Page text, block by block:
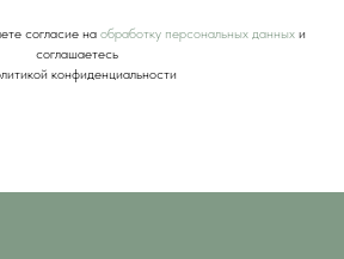
согласие на обработку персональных данныхи
соглашаетесь
конфиденциальности